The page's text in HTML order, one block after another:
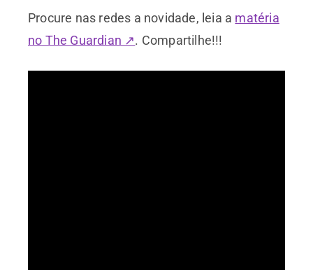
Procure nas redes a novidade, leia a matéria
no The Guardian ↗. Compartilhe!!!